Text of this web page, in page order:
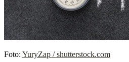
Foto: YuryZap / shutterstock.com